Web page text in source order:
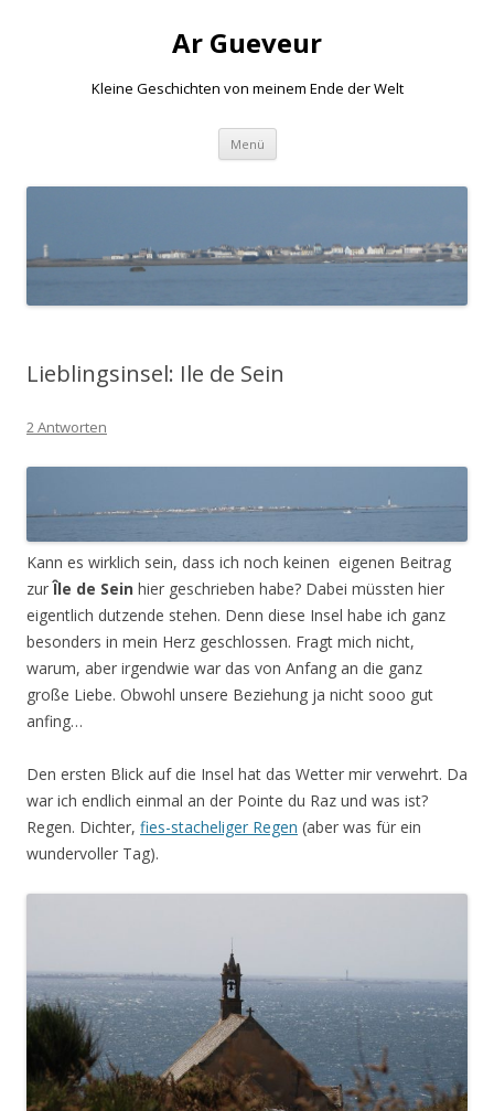
Ar Gueveur
Kleine Geschichten von meinem Ende der Welt
Menü Springe
Inhalt
Lieblingsinsel: Ile de Sein
2 Antworten
Kann es wirklich sein, dass ich noch keinen eigenen Beitrag
zurÎle de Sein hier geschrieben habe? Dabei müssten hier
eigentlich dutzende stehen. Denn diese Insel habe ich ganz
besonders in mein Herz geschlossen. Fragt mich nicht,
warum, aber irgendwie war das von Anfang an die ganz
große Liebe. Obwohl unsere Beziehung ja nicht sooo gut
anfing…
Den ersten Blick auf die Insel hat das Wetter mir verwehrt. Da
war ich endlich einmal an der Pointe du Raz und was ist?
Regen. Dichter, fies-stacheliger Regen (aber was für ein
wundervoller Tag).